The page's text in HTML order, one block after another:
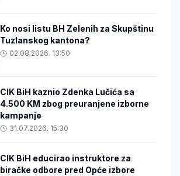
Ko nosi listu BH Zelenih za Skupštinu
Tuzlanskog kantona?
02.08.2026. 13:50
CIK BiH kaznio Zdenka Lučića sa
4.500 KM zbog preuranjene izborne
kampanje
31.07.2026. 15:30
CIK BiH educirao instruktore za
biračke odbore pred Opće izbore